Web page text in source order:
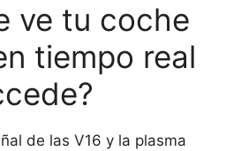
ve tu coche
tiempo real
de las V16 y la plasma